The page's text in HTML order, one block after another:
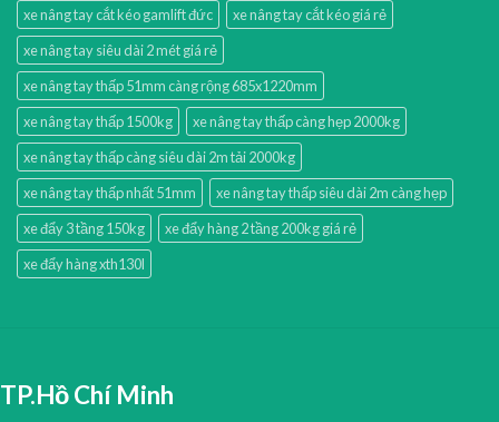
xe nâng tay cắt kéo gamlift đức
xe nâng tay cắt kéo giá rẻ
xe nâng tay siêu dài 2 mét giá rẻ
xe nâng tay thấp 51mm càng rộng 685x1220mm
xe nâng tay thấp 1500kg
xe nâng tay thấp càng hẹp 2000kg
xe nâng tay thấp càng siêu dài 2m tải 2000kg
xe nâng tay thấp nhất 51mm
xe nâng tay thấp siêu dài 2m càng hẹp
xe đẩy 3 tầng 150kg
xe đẩy hàng 2 tầng 200kg giá rẻ
xe đẩy hàng xth130l
TP.Hồ Chí Minh